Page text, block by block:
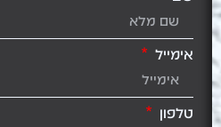
אימייל
טלפון